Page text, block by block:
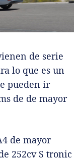
de serie
lo que es un
pueden ir
de de mayor
de mayor
252cv S tronic